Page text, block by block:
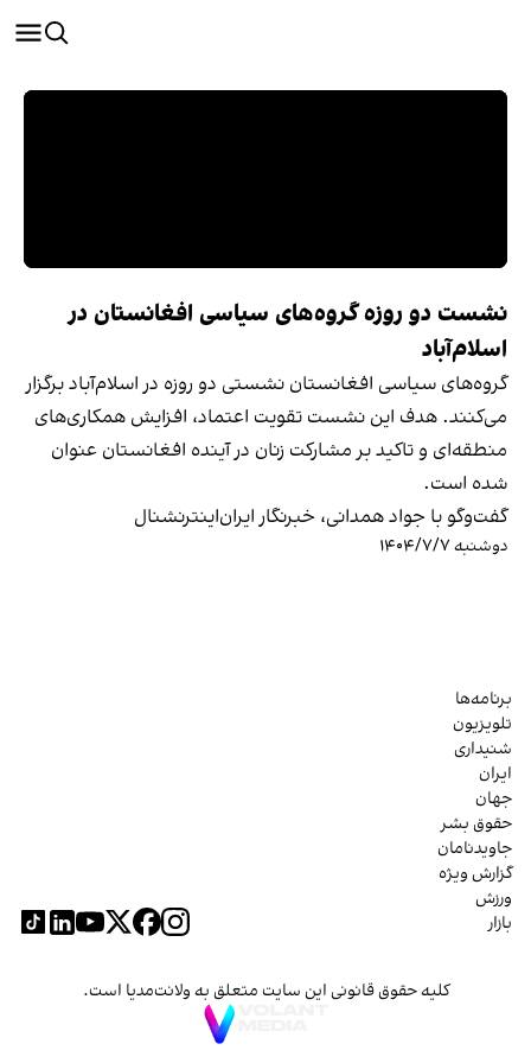
نشست دو روزه گروه‌های سیاسی افغانستان در
اسلام‌آباد
گروه‌های سیاسی افغانستان نشستی دو روزه در اسلام‌آباد برگزار
می‌کنند. هدف این نشست تقویت اعتماد، افزایش همکاری‌های
منطقه‌ای و تاکید بر مشارکت زنان در آینده افغانستان عنوان
شده است.
گفت‌وگو با جواد همدانی، خبرنگار ایران‌اینترنشنال
دوشنبه ۱۴۰۴/۷/۷
برنامه‌ها
تلویزیون
شنیداری
ایران
جهان
حقوق بشر
جاویدنامان
گزارش ویژه
ورزش
بازار
کلیه حقوق قانونی این سایت متعلق به ولانت‌مدیا است.